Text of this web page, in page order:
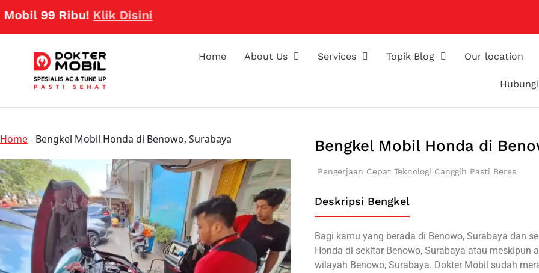
99 Ribu! Klik Disini
Home About Us Services Topik Blog Our location
Home- Bengkel Mobil Honda di Benowo, Surabaya Bengkel Mobil Honda di
Pengerjaan Cepat Teknologi Canggih Pasti Beres
Deskripsi Bengkel
Bagi kamu yang berada di Benowo, Surabaya dan
Honda di sekitar Benowo, Surabaya atau meskipun
wilayah Benowo, Surabaya. Dokter Mobil sudah